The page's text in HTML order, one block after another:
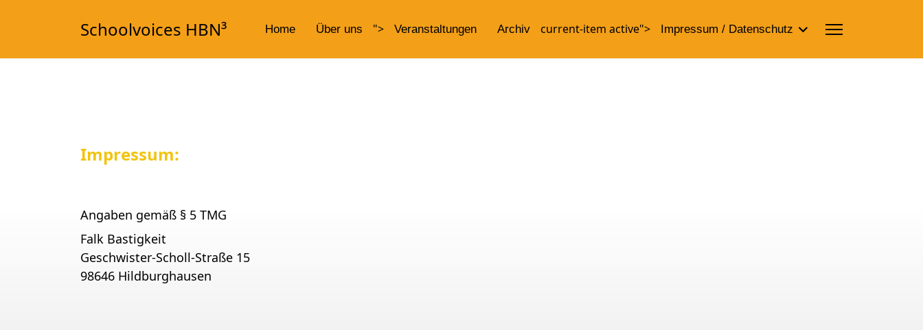
Schoolvoices HBN³ Home Über uns "> Veranstaltungen Archiv current-item active"> Impressum / Datenschutz
Impressum:
Angaben gemäß § 5 TMG
Falk Bastigkeit
Geschwister-Scholl-Straße 15
98646 Hildburghausen